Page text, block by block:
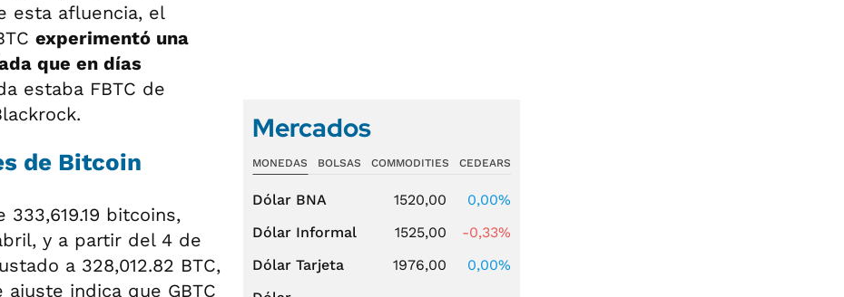
esta afluencia, el
experimentó una
que en días
estaba FBTC de
de Bitcoin
bitcoins,
y a partir del 4 de
a 328,012.82 BTC,
indica que GBTC
Mercados
MONEDAS BOLSAS COMMODITIES CEDEARS
Dólar BNA 1520,00
0,00%
Dólar Informal
1525,00
-0,33%
Dólar Tarjeta
1976,00
0,00%